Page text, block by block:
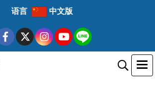
语言 中文版